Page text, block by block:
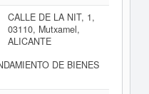
CALLE DE LA NIT, 1,
03110, Mutxamel,
ALICANTE
DE BIENES